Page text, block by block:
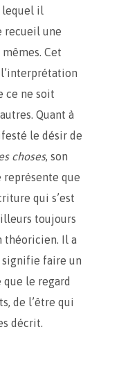
lequel il
recueil une
Cet
ce ne soit
Quant à
le désir de
choses, son
représente que
qui s’est
toujours
théoricien. Il a
signifie faire un
le regard
de l’être qui
décrit.